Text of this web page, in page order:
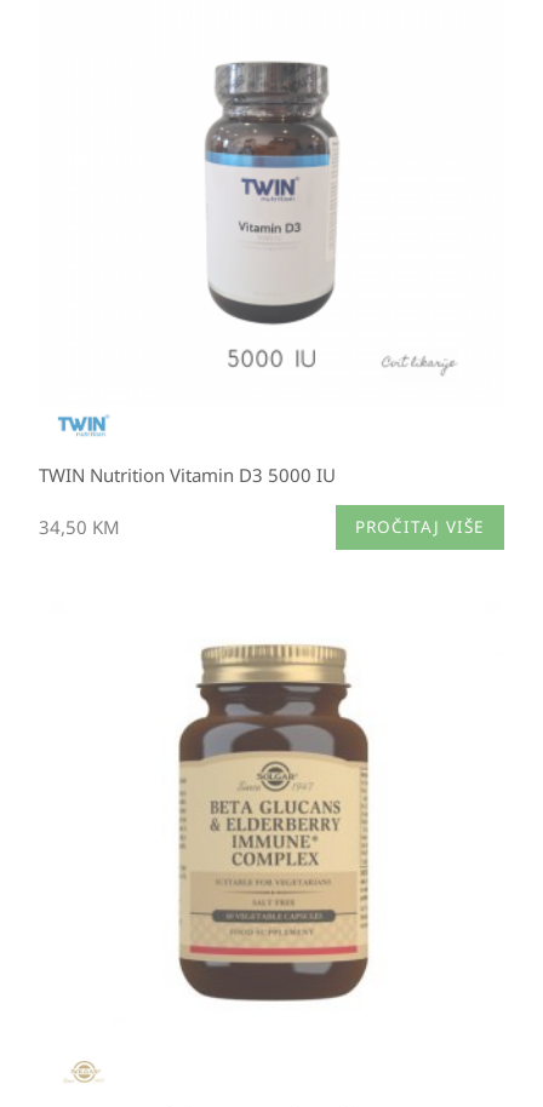
TWIN Nutrition Vitamin D3 5000 IU
34,50 KM PROČITAJ VIŠE